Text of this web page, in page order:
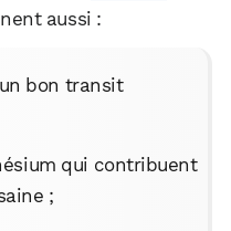
aussi :
bon transit
qui contribuent
;